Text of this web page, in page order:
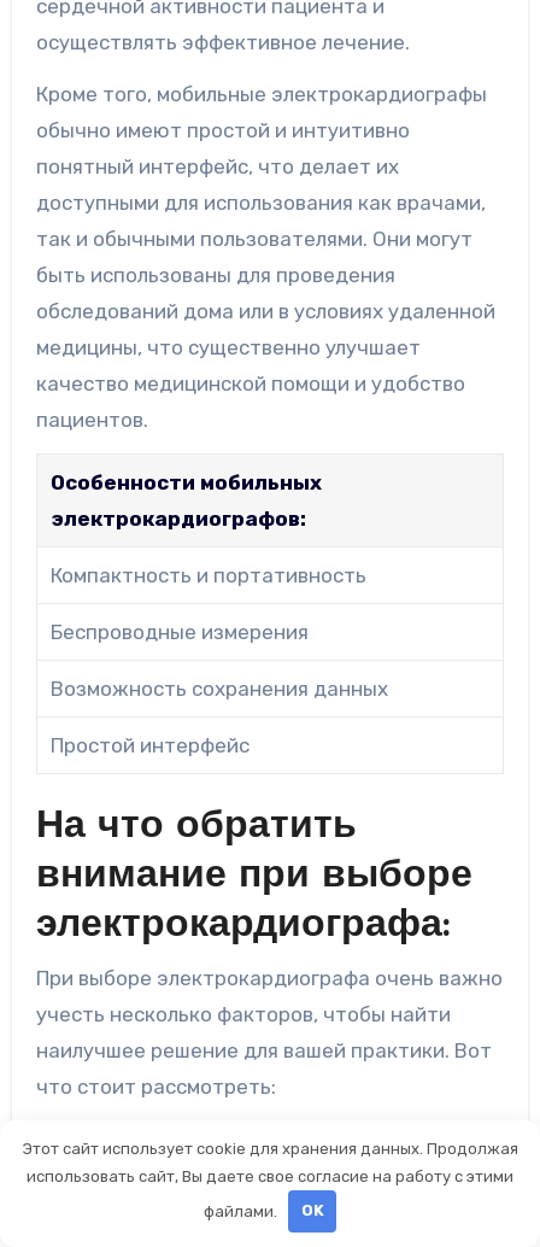
сердечной активности пациента и
осуществлять эффективное лечение.
Кроме того, мобильные электрокардиографы
обычно имеют простой и интуитивно
понятный интерфейс, что делает их
доступными для использования как врачами,
так и обычными пользователями. Они могут
быть использованы для проведения
обследований дома или в условиях удаленной
медицины, что существенно улучшает
качество медицинской помощи и удобство
пациентов.
Особенности мобильных
электрокардиографов:
Компактность и портативность
Беспроводные измерения
Возможность сохранения данных
Простой интерфейс
На что обратить
внимание при выборе
электрокардиографа:
При выборе электрокардиографа очень важно
учесть несколько факторов, чтобы найти
наилучшее решение для вашей практики. Вот
что стоит рассмотреть:
1. Точность измерений:
Одним из главных
критериев является точность измерения
электрокардиографом. Убедитесь, что
Этот сайт использует cookie для хранения данных. Продолжая
использовать сайт, Вы даете свое согласие на работу с этими
файлами.
OK